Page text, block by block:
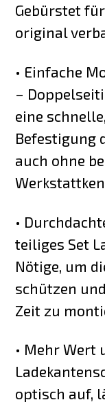
Gebürstet
original
• Einfache
–
eine
Befestigung
auch ohne
•
teiliges Set
Nötige, um
schützen
Zeit zu
• Mehr Wert
optisch auf,